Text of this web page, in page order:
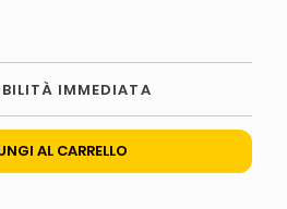
IMMEDIATA
AL CARRELLO